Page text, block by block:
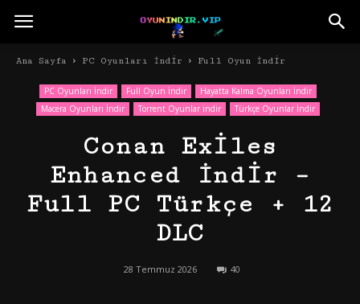
Ana Sayfa PC Oyunları İndir Full Oyun İndir
PC Oyunları İndir Full Oyun İndir
Hayatta Kalma Oyunları İndir
Macera Oyunları İndir
Torrent Oyunlar indir Türkçe Oyunlar İndir
Conan Exiles
Enhanced İndir –
Full PC Türkçe + 12
DLC
28 Temmuz 2026 40